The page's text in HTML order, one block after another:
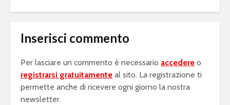
Inserisci commento
Per lasciare un commento è necessario accedere o
registrarsi gratuitamente al sito. La registrazione ti
permette anche di ricevere ogni giorno la nostra
newsletter.